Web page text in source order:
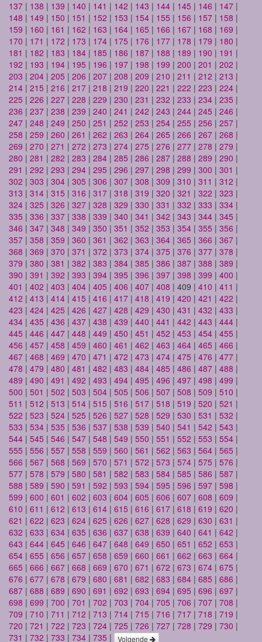
137 | 138 | 139 | 140 | 141 | 142 | 143 | 144 | 145 | 146 | 147 |
148 | 149 | 150 | 151 | 152 | 153 | 154 | 155 | 156 | 157 | 158 |
159 | 160 | 161 | 162 | 163 | 164 | 165 | 166 | 167 | 168 | 169 |
170 | 171 | 172 | 173 | 174 | 175 | 176 | 177 | 178 | 179 | 180 |
181 | 182 | 183 | 184 | 185 | 186 | 187 | 188 | 189 | 190 | 191 |
192 | 193 | 194 | 195 | 196 | 197 | 198 | 199 | 200 | 201 | 202 |
203 | 204 | 205 | 206 | 207 | 208 | 209 | 210 | 211 | 212 | 213 |
214 | 215 | 216 | 217 | 218 | 219 | 220 | 221 | 222 | 223 | 224 |
225 | 226 | 227 | 228 | 229 | 230 | 231 | 232 | 233 | 234 | 235 |
236 | 237 | 238 | 239 | 240 | 241 | 242 | 243 | 244 | 245 | 246 |
247 | 248 | 249 | 250 | 251 | 252 | 253 | 254 | 255 | 256 | 257 |
258 | 259 | 260 | 261 | 262 | 263 | 264 | 265 | 266 | 267 | 268 |
269 | 270 | 271 | 272 | 273 | 274 | 275 | 276 | 277 | 278 | 279 |
280 | 281 | 282 | 283 | 284 | 285 | 286 | 287 | 288 | 289 | 290 |
291 | 292 | 293 | 294 | 295 | 296 | 297 | 298 | 299 | 300 | 301 |
302 | 303 | 304 | 305 | 306 | 307 | 308 | 309 | 310 | 311 | 312 |
313 | 314 | 315 | 316 | 317 | 318 | 319 | 320 | 321 | 322 | 323 |
324 | 325 | 326 | 327 | 328 | 329 | 330 | 331 | 332 | 333 | 334 |
335 | 336 | 337 | 338 | 339 | 340 | 341 | 342 | 343 | 344 | 345 |
346 | 347 | 348 | 349 | 350 | 351 | 352 | 353 | 354 | 355 | 356 |
357 | 358 | 359 | 360 | 361 | 362 | 363 | 364 | 365 | 366 | 367 |
368 | 369 | 370 | 371 | 372 | 373 | 374 | 375 | 376 | 377 | 378 |
379 | 380 | 381 | 382 | 383 | 384 | 385 | 386 | 387 | 388 | 389 |
390 | 391 | 392 | 393 | 394 | 395 | 396 | 397 | 398 | 399 | 400 |
401 | 402 | 403 | 404 | 405 | 406 | 407 | 408 | 409 | 410 | 411 |
412 | 413 | 414 | 415 | 416 | 417 | 418 | 419 | 420 | 421 | 422 |
423 | 424 | 425 | 426 | 427 | 428 | 429 | 430 | 431 | 432 | 433 |
434 | 435 | 436 | 437 | 438 | 439 | 440 | 441 | 442 | 443 | 444 |
445 | 446 | 447 | 448 | 449 | 450 | 451 | 452 | 453 | 454 | 455 |
456 | 457 | 458 | 459 | 460 | 461 | 462 | 463 | 464 | 465 | 466 |
467 | 468 | 469 | 470 | 471 | 472 | 473 | 474 | 475 | 476 | 477 |
478 | 479 | 480 | 481 | 482 | 483 | 484 | 485 | 486 | 487 | 488 |
489 | 490 | 491 | 492 | 493 | 494 | 495 | 496 | 497 | 498 | 499 |
500 | 501 | 502 | 503 | 504 | 505 | 506 | 507 | 508 | 509 | 510 |
511 | 512 | 513 | 514 | 515 | 516 | 517 | 518 | 519 | 520 | 521 |
522 | 523 | 524 | 525 | 526 | 527 | 528 | 529 | 530 | 531 | 532 |
533 | 534 | 535 | 536 | 537 | 538 | 539 | 540 | 541 | 542 | 543 |
544 | 545 | 546 | 547 | 548 | 549 | 550 | 551 | 552 | 553 | 554 |
555 | 556 | 557 | 558 | 559 | 560 | 561 | 562 | 563 | 564 | 565 |
566 | 567 | 568 | 569 | 570 | 571 | 572 | 573 | 574 | 575 | 576 |
577 | 578 | 579 | 580 | 581 | 582 | 583 | 584 | 585 | 586 | 587 |
588 | 589 | 590 | 591 | 592 | 593 | 594 | 595 | 596 | 597 | 598 |
599 | 600 | 601 | 602 | 603 | 604 | 605 | 606 | 607 | 608 | 609 |
610 | 611 | 612 | 613 | 614 | 615 | 616 | 617 | 618 | 619 | 620 |
621 | 622 | 623 | 624 | 625 | 626 | 627 | 628 | 629 | 630 | 631 |
632 | 633 | 634 | 635 | 636 | 637 | 638 | 639 | 640 | 641 | 642 |
643 | 644 | 645 | 646 | 647 | 648 | 649 | 650 | 651 | 652 | 653 |
654 | 655 | 656 | 657 | 658 | 659 | 660 | 661 | 662 | 663 | 664 |
665 | 666 | 667 | 668 | 669 | 670 | 671 | 672 | 673 | 674 | 675 |
676 | 677 | 678 | 679 | 680 | 681 | 682 | 683 | 684 | 685 | 686 |
687 | 688 | 689 | 690 | 691 | 692 | 693 | 694 | 695 | 696 | 697 |
698 | 699 | 700 | 701 | 702 | 703 | 704 | 705 | 706 | 707 | 708 |
709 | 710 | 711 | 712 | 713 | 714 | 715 | 716 | 717 | 718 | 719 |
720 | 721 | 722 | 723 | 724 | 725 | 726 | 727 | 728 | 729 | 730 |
731 | 732 | 733 | 734 | 735 | Volgende